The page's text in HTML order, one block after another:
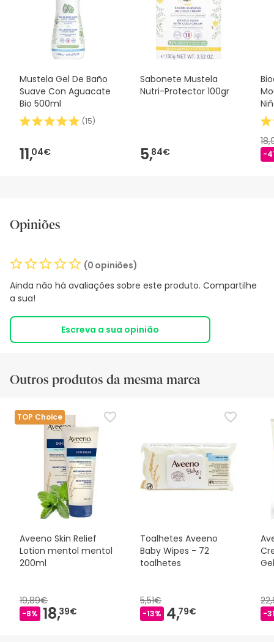
segurança, não hesites em contactar-nos. Além disso, se
desejares, também podes devolver o produto seguindo os
nossos termos e condições
Mustela Gel De Baño
Suave Con Aguacate
Bio 500ml
(15)
11,04€
Sabonete Mustela
Nutri-Protector 100gr
5,84€ -
Opiniões
(0 opiniões)
Ainda não há avaliações sobre este produto. Compartilhe
a sua!
Escreva a sua opinião
Outros produtos da mesma marca
TOP Choice
Aveeno Skin Relief
Lotion mentol mentol
200ml
19,89€
-8% 18,39€
Toalhetes Aveeno
Baby Wipes - 72
toalhetes
5,51€
-13% 4,79€ -